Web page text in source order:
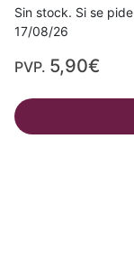
Sin stock. Si se
17/08/26
PVP. 5,90€